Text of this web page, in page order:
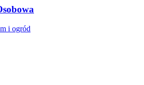
i ogród